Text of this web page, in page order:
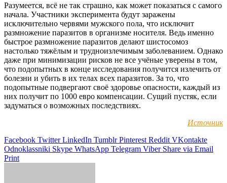
Разумеется, всё не так страшно, как может показаться с самого
начала. Участники эксперимента будут заражены
исключительно червями мужского пола, что исключит
размножение паразитов в организме носителя. Ведь именно
быстрое размножение паразитов делают шистосомоз
настолько тяжёлым и трудноизлечимым заболеванием. Однако
даже при минимизации рисков не все учёные уверены в том,
что подопытных в конце исследования получится излечить от
болезни и убить в их телах всех паразитов. За то, что
подопытные подвергают своё здоровье опасности, каждый из
них получит по 1000 евро компенсации. Сущий пустяк, если
задуматься о возможных последствиях.
Источник
Facebook Twitter LinkedIn Tumblr Pinterest Reddit VKontakte
Odnoklassniki Skype WhatsApp Telegram Viber Share via Email
Print